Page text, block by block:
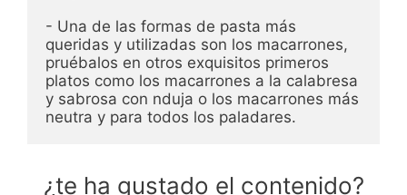
- Una de las formas de pasta más
queridas y utilizadas son los macarrones,
pruébalos en otros exquisitos primeros
platos como los macarrones a la calabresa
y sabrosa con nduja o los macarrones más
neutra y para todos los paladares.
¿te ha gustado el contenido?